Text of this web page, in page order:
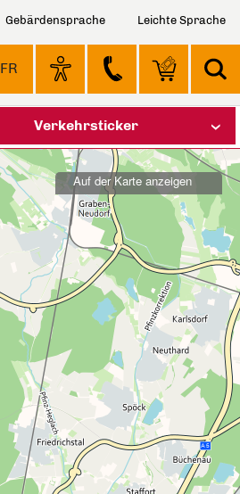
Gebärdensprache Leichte Sprache
FR
Verkehrsticker
Auf der Karte anzeigen